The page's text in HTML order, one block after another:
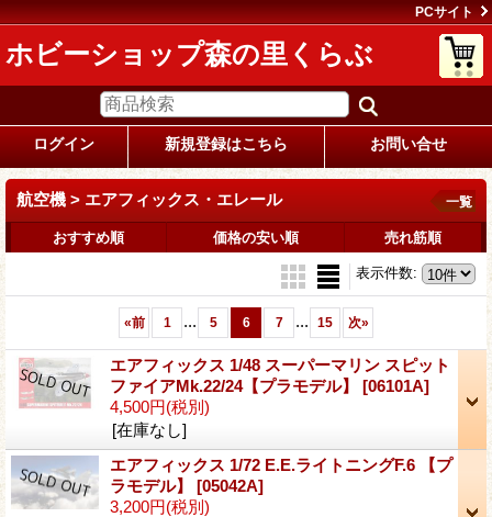
PCサイト
ホビーショップ森の里くらぶ
ログイン 新規登録はこちら お問い合せ
航空機 > エアフィックス・エレール 一覧
おすすめ順 価格の安い順 売れ筋順
表示件数:
«前 1 ... 5 6 7 ... 15 次»
エアフィックス 1/48 スーパーマリン スピット
ファイアMk.22/24【プラモデル】 [06101A]
4,500円(税別)
[在庫なし]
エアフィックス 1/72 E.E.ライトニングF.6 【プ
ラモデル】 [05042A]
3,200円(税別)